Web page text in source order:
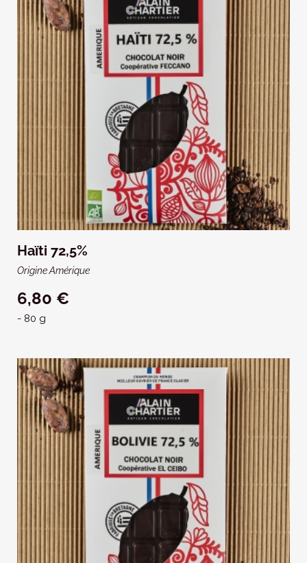
Haïti 72,5%
Origine Amérique
6,80 €
- 80 g